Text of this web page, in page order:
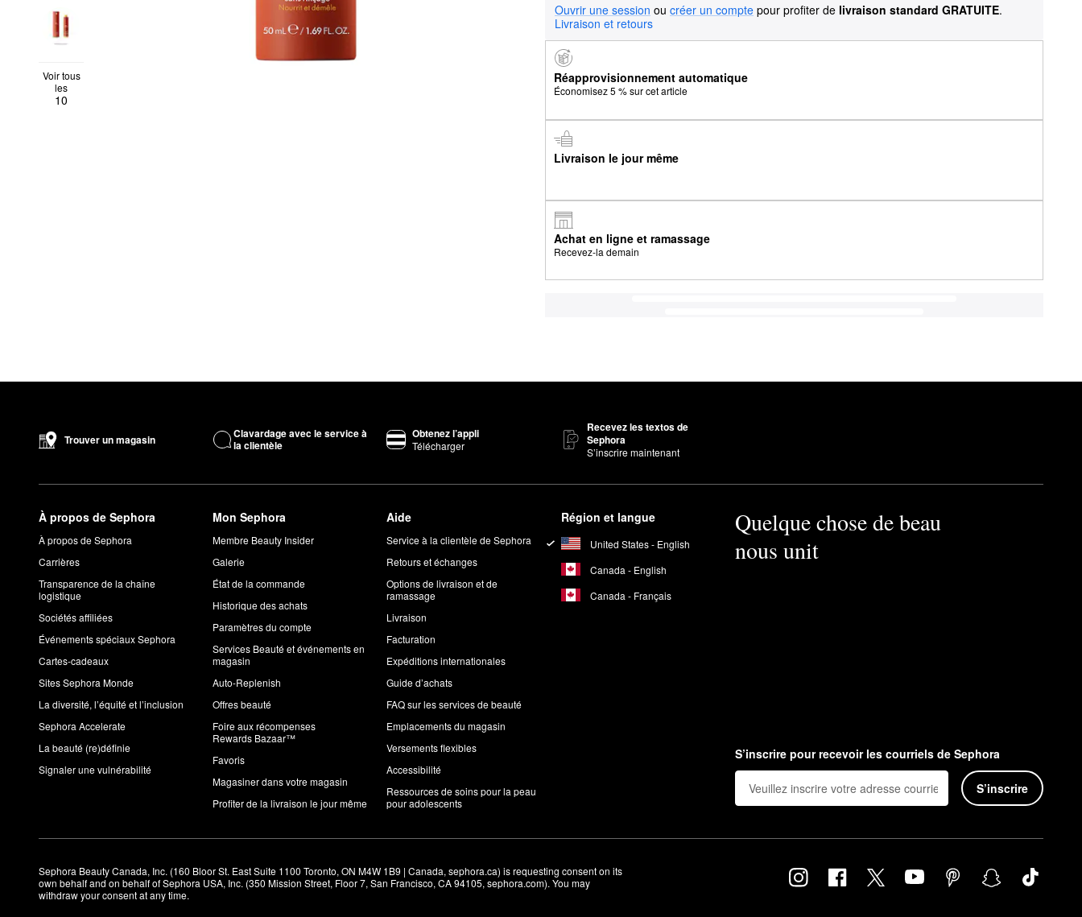
Voir tous
les
10
Ouvrir une session ou créer un compte pour profiter de livraison standard GRATUITE.
Livraison et retours
Réapprovisionnement automatique
Économisez 5 % sur cet article
Livraison le jour même
Achat en ligne et ramassage
Recevez-la demain
Trouver un magasin
Clavardage avec le service à
la clientèle
Obtenez l’appli
Télécharger
Recevez les textos de
Sephora
S’inscrire maintenant
À propos de Sephora
À propos de Sephora
Carrières
Transparence de la chaîne
logistique
Sociétés affiliées
Événements spéciaux Sephora
Cartes-cadeaux
Sites Sephora Monde
La diversité, l’équité et l’inclusion
Sephora Accelerate
La beauté (re)définie
Signaler une vulnérabilité
Mon Sephora
Membre Beauty Insider
Galerie
État de la commande
Historique des achats
Paramètres du compte
Services Beauté et événements en
magasin
Auto-Replenish
Offres beauté
Foire aux récompenses
Rewards Bazaar™
Favoris
Magasiner dans votre magasin
Profiter de la livraison le jour même
Aide
Service à la clientèle de Sephora
Retours et échanges
Options de livraison et de
ramassage
Livraison
Facturation
Expéditions internationales
Guide d’achats
FAQ sur les services de beauté
Emplacements du magasin
Versements flexibles
Accessibilité
Ressources de soins pour la peau
pour adolescents
Région et langue
United States - English
Canada - English
Canada - Français
Quelque chose de beau
nous unit
S’inscrire pour recevoir les courriels de Sephora
S’inscrire
Sephora Beauty Canada, Inc. (160 Bloor St. East Suite 1100 Toronto, ON M4W 1B9 | Canada, sephora.ca) is requesting consent on its
own behalf and on behalf of Sephora USA, Inc. (350 Mission Street, Floor 7, San Francisco, CA 94105, sephora.com). You may
withdraw your consent at any time.